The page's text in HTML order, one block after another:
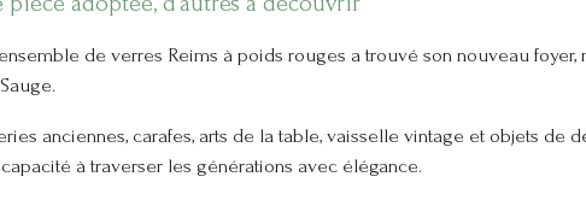
de verres Reims à poids rouges a trouvé son nouveau
anciennes, carafes, arts de la table, vaisselle vintage et objets
à traverser les générations avec élégance.